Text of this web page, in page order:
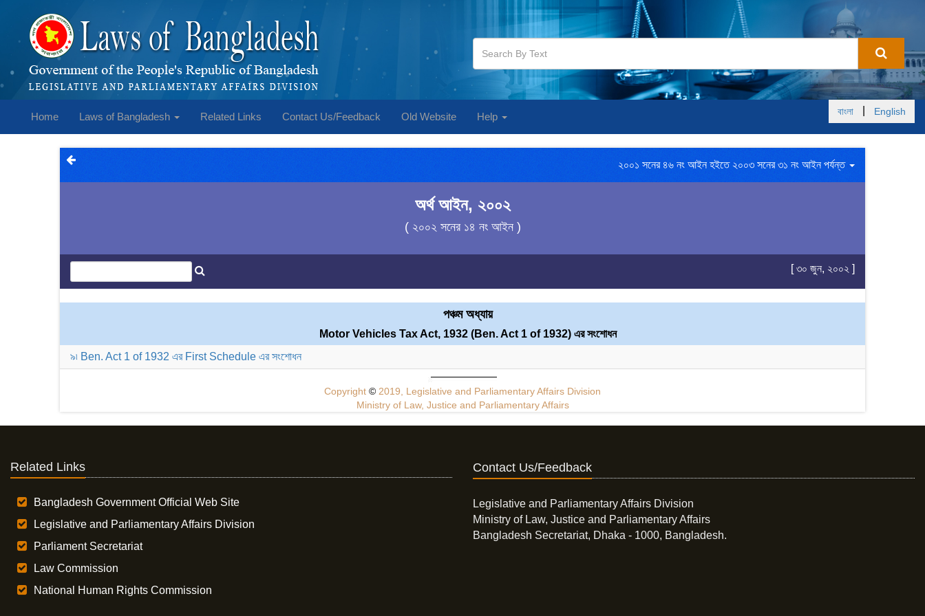
Home Laws of Bangladesh Related Links Contact Us/Feedback Old Website Help বাংলা English
২০০১ সনের ৪৬ নং আইন হইতে ২০০৩ সনের ৩১ নং আইন পর্যন্ত
অর্থ আইন, ২০০২
( ২০০২ সনের ১৪ নং আইন )
[ ৩০ জুন, ২০০২ ]
পঞ্চম অধ্যায়
Motor Vehicles Tax Act, 1932 (Ben. Act 1 of 1932) এর সংশোধন
৯৷ Ben. Act 1 of 1932 এর First Schedule এর সংশোধন
Copyright © 2019, Legislative and Parliamentary Affairs Division
Ministry of Law, Justice and Parliamentary Affairs
Related Links
Bangladesh Government Official Web Site
Legislative and Parliamentary Affairs Division
Parliament Secretariat
Law Commission
National Human Rights Commission
Contact Us/Feedback
Legislative and Parliamentary Affairs Division
Ministry of Law, Justice and Parliamentary Affairs
Bangladesh Secretariat, Dhaka - 1000, Bangladesh.